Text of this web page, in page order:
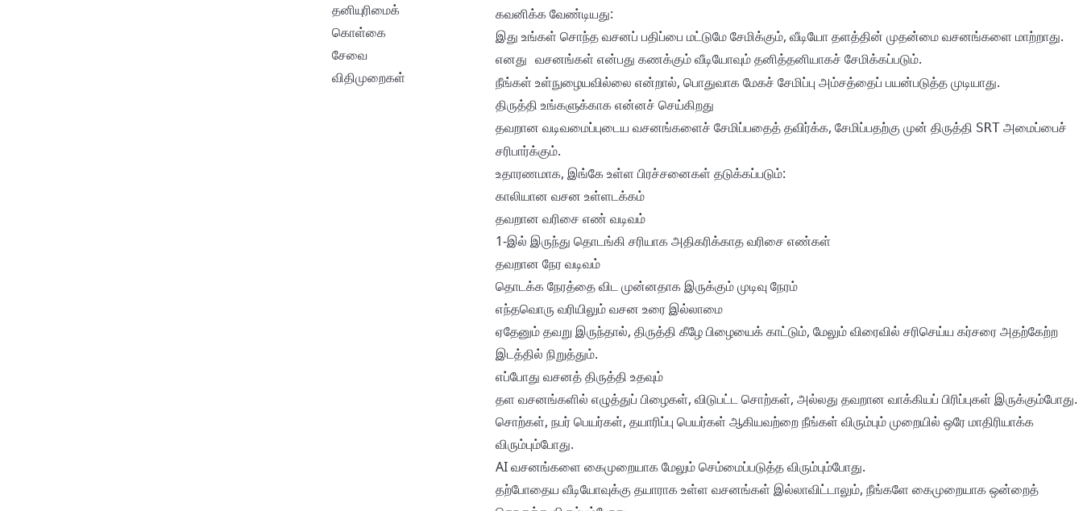
தனியுரிமைக்
கொள்கை
சேவை
விதிமுறைகள்
கவனிக்க வேண்டியது:
இது உங்கள் சொந்த வசனப் பதிப்பை மட்டுமே சேமிக்கும், வீடியோ தளத்தின் முதன்மை வசனங்களை மாற்றாது.
எனது வசனங்கள் என்பது கணக்கும் வீடியோவும் தனித்தனியாகச் சேமிக்கப்படும்.
நீங்கள் உள்நுழையவில்லை என்றால், பொதுவாக மேகச் சேமிப்பு அம்சத்தைப் பயன்படுத்த முடியாது.
திருத்தி உங்களுக்காக என்னச் செய்கிறது
தவறான வடிவமைப்புடைய வசனங்களைச் சேமிப்பதைத் தவிர்க்க, சேமிப்பதற்கு முன் திருத்தி SRT அமைப்பைச்
சரிபார்க்கும்.
உதாரணமாக, இங்கே உள்ள பிரச்சனைகள் தடுக்கப்படும்:
காலியான வசன உள்ளடக்கம்
தவறான வரிசை எண் வடிவம்
1-இல் இருந்து தொடங்கி சரியாக அதிகரிக்காத வரிசை எண்கள்
தவறான நேர வடிவம்
தொடக்க நேரத்தை விட முன்னதாக இருக்கும் முடிவு நேரம்
எந்தவொரு வரியிலும் வசன உரை இல்லாமை
ஏதேனும் தவறு இருந்தால், திருத்தி கீழே பிழையைக் காட்டும், மேலும் விரைவில் சரிசெய்ய கர்சரை அதற்கேற்ற
இடத்தில் நிறுத்தும்.
எப்போது வசனத் திருத்தி உதவும்
தள வசனங்களில் எழுத்துப் பிழைகள், விடுபட்ட சொற்கள், அல்லது தவறான வாக்கியப் பிரிப்புகள் இருக்கும்போது.
சொற்கள், நபர் பெயர்கள், தயாரிப்பு பெயர்கள் ஆகியவற்றை நீங்கள் விரும்பும் முறையில் ஒரே மாதிரியாக்க
விரும்பும்போது.
AI வசனங்களை கைமுறையாக மேலும் செம்மைப்படுத்த விரும்பும்போது.
தற்போதைய வீடியோவுக்கு தயாராக உள்ள வசனங்கள் இல்லாவிட்டாலும், நீங்களே கைமுறையாக ஒன்றைத்